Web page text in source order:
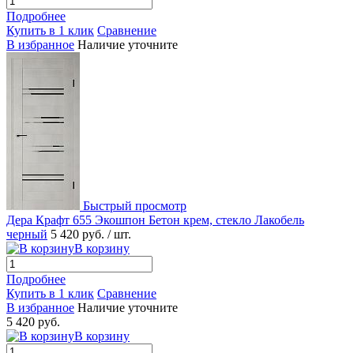
Подробнее
Купить в 1 клик Сравнение
В избранное Наличие уточните
Быстрый просмотр
Дера Крафт 655 Экошпон Бетон крем, стекло Лакобель
черный 5 420 руб. / шт.
В корзину
Подробнее
Купить в 1 клик Сравнение
В избранное Наличие уточните
5 420 руб.
В корзину